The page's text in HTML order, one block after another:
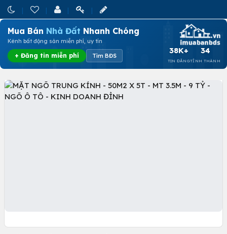
Mua Bán Nhà Đất Nhanh Chóng
Kênh bất động sản miễn phí, uy tín
+ Đăng tin miễn phí Tìm BĐS
38K+
TIN ĐĂNG
34
TỈNH THÀNH